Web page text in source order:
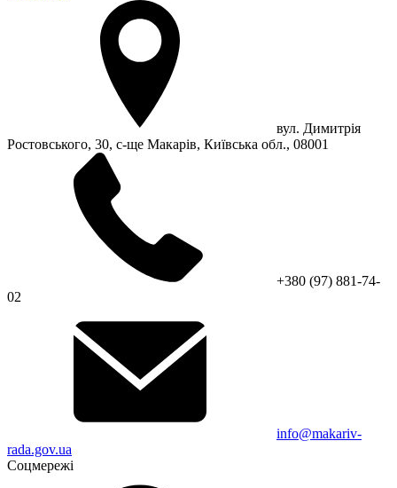
вул. Димитрія
Ростовського, 30, с-ще Макарів, Київська обл., 08001
+380 (97) 881-74-
02
info@makariv-
rada.gov.ua
Соцмережі